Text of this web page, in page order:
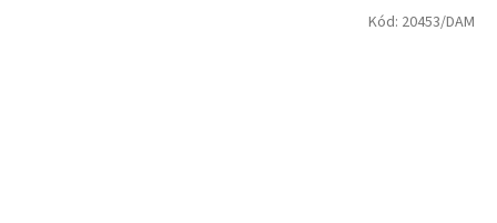
Kód: 20453/DAM